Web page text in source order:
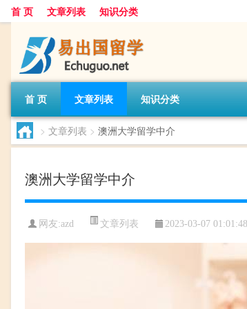
首 页 文章列表 知识分类
首 页 文章列表 知识分类
> 文章列表 > 澳洲大学留学中介
澳洲大学留学中介
网友:azd 文章列表 2023-03-07 01:01:48